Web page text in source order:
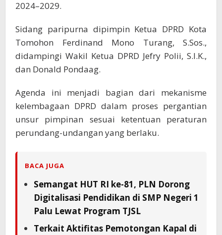
2024–2029.
Sidang paripurna dipimpin Ketua DPRD Kota
Tomohon Ferdinand Mono Turang, S.Sos.,
didampingi Wakil Ketua DPRD Jefry Polii, S.I.K.,
dan Donald Pondaag.
Agenda ini menjadi bagian dari mekanisme
kelembagaan DPRD dalam proses pergantian
unsur pimpinan sesuai ketentuan peraturan
perundang-undangan yang berlaku.
BACA JUGA
Semangat HUT RI ke-81, PLN Dorong
Digitalisasi Pendidikan di SMP Negeri 1
Palu Lewat Program TJSL
Terkait Aktifitas Pemotongan Kapal di